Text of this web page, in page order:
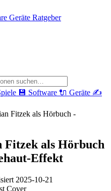
Geräte Ratgeber
💾 Software 🔌 Geräte ✍️
Fitzek als Hörbuch -
Fitzek als Hörbuch
Effekt
2025-10-21